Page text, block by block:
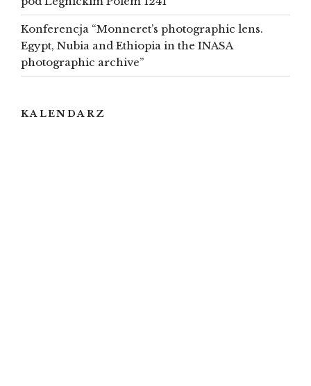
Konferencja “Monneret’s photographic lens.
Egypt, Nubia and Ethiopia in the INASA
photographic archive”
KALENDARZ